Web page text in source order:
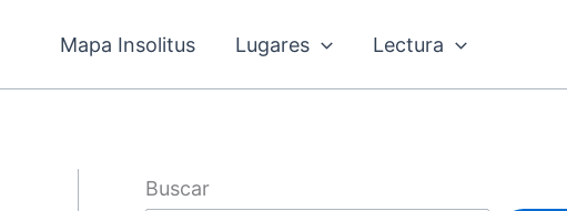
Mapa Insolitus Lugares Lectura
Buscar